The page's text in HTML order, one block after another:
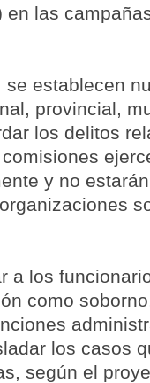
en las
establecen
provincial,
los delitos
y no
a los
como
los casos
según el